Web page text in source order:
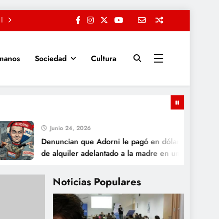
Sociedad Cultura
Junio 24, 2026
Denuncian que Adorni le pagó en dólares un año
de alquiler adelantado a la madre en un country
Noticias Populares